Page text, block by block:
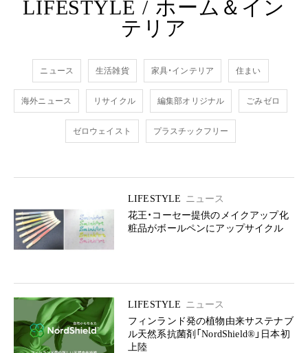
LIFESTYLE /ホーム＆イン
テリア
ニュース 生活雑貨 家具・インテリア 住まい
海外ニュース リサイクル 編集部オリジナル ごみゼロ
ゼロウェイスト プラスチックフリー
LIFESTYLE ニュース
花王・コーセー提供のメイクアップ化
粧品がボールペンにアップサイクル
LIFESTYLE ニュース
フィンランド発の植物由来サステナブ
ル天然系抗菌剤「NordShield®」日本初
上陸